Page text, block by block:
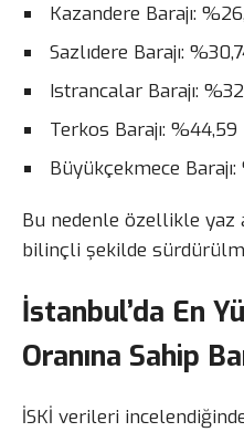
Kazandere Barajı:
Sazlıdere Barajı:
Istrancalar Barajı:
Terkos Barajı: %44,59
Büyükçekmece Barajı:
Bu nedenle özellikle yaz
bilinçli şekilde
İstanbul’da En
Oranına Sahip
İSKİ verileri